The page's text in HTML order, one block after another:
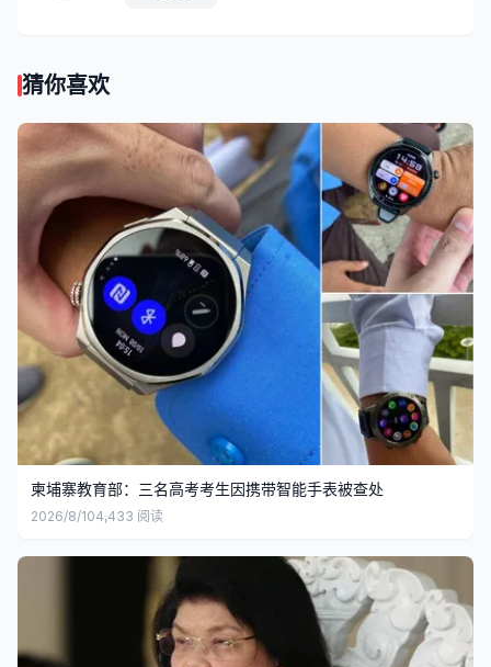
猜你喜欢
柬埔寨教育部：三名高考考生因携带智能手表被查处
2026/8/104,433 阅读